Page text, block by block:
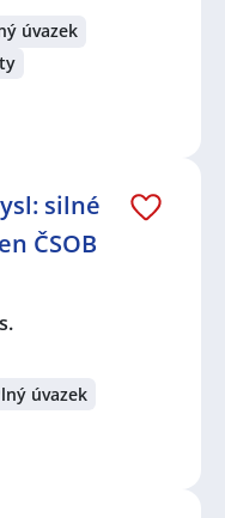
úvazek
silné
ČSOB
úvazek